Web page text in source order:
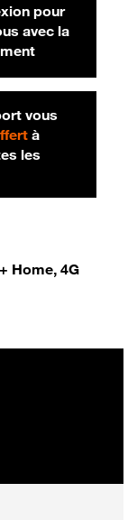
pour
avec la
vous
à
les
Home, 4G